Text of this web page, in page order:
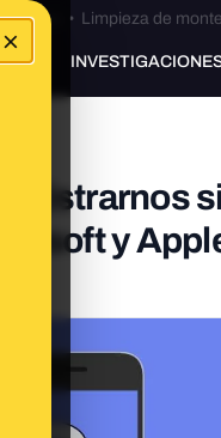
×
Ceuta • Limpieza de
y